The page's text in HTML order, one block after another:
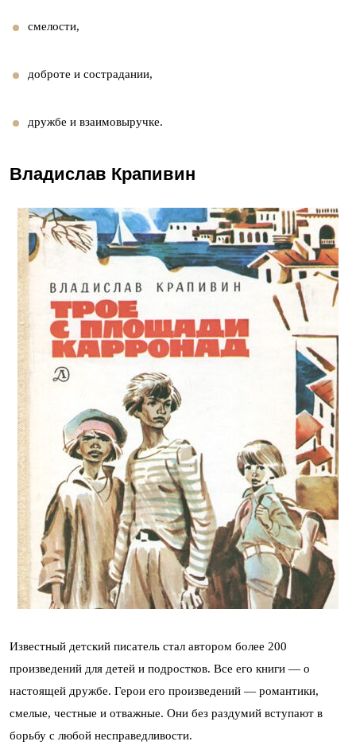
смелости,
доброте и сострадании,
дружбе и взаимовыручке.
Владислав Крапивин
Известный детский писатель стал автором более 200
произведений для детей и подростков. Все его книги — о
настоящей дружбе. Герои его произведений — романтики,
смелые, честные и отважные. Они без раздумий вступают в
борьбу с любой несправедливости.